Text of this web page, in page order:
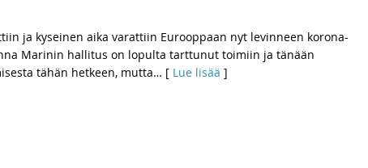
ja kyseinen aika varattiin Eurooppaan nyt levinneen korona-
Marinin hallitus on lopulta tarttunut toimiin ja tänään
tähän hetkeen, mutta… [ Lue lisää ]